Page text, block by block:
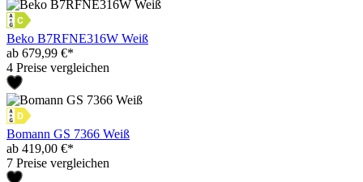
Beko B7RFNE316W Weiß
ab 679,99 €*
4 Preise vergleichen
Bomann GS 7366 Weiß
ab 419,00 €*
7 Preise vergleichen